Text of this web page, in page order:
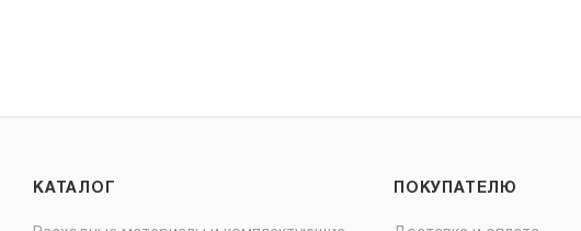
КАТАЛОГ ПОКУПАТЕЛЮ